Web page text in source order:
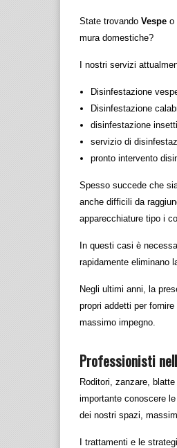
State trovando Vespe o
mura domestiche?
I nostri servizi
Disinfestazione
Disinfestazione
disinfestazione insetti
servizio di
pronto intervento
Spesso succede che
anche difficili da
apparecchiature tipo i
In questi casi è
rapidamente eliminano
Negli ultimi anni, la
propri addetti per
massimo impegno.
Professionisti
Roditori, zanzare,
importante conoscere
dei nostri spazi,
I trattamenti e le